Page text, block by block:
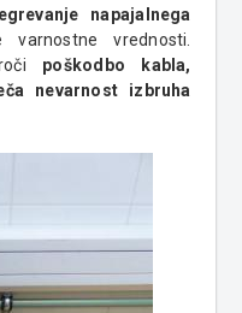
napajalnega
vrednosti.
poškodbo kabla,
nevarnost izbruha